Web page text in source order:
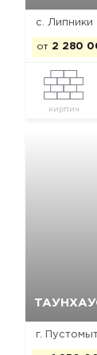
с. Липники
от 2 280
кирпич
г.